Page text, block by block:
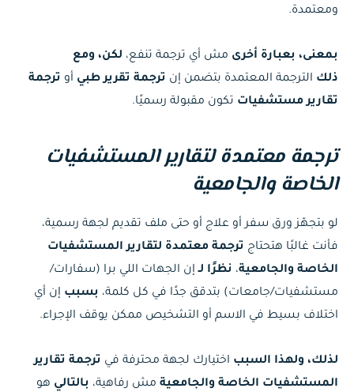
ومعتمدة.
بمعنى، بعبارة أخرى مش أي ترجمة تنفع، لكن، ومع
ذلك الترجمة المعتمدة بتضمن إن ترجمة تقرير طبي أو ترجمة
تقارير مستشفيات تكون مقبولة رسميًا.
ترجمة معتمدة لتقارير المستشفيات
الخاصة والجامعية
لو بتجهّز ورق سفر أو علاج أو حتى ملف تقديم لجهة رسمية،
فأنت غالبًا هتحتاج ترجمة معتمدة لتقارير المستشفيات
الخاصة والجامعية، نظرًا لـإن الجهات اللي برا (سفارات/
مستشفيات/جامعات) بتدقق جدًا في كل كلمة، بسبب إن أي
اختلاف بسيط في الاسم أو التشخيص ممكن يوقف الإجراء.
لذلك، ولهذا السبب اختيارك لجهة محترفة في ترجمة تقارير
المستشفيات الخاصة والجامعية مش رفاهية، بالتالي هو